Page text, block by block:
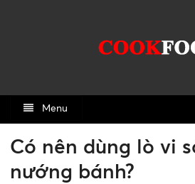
Menu
Có nên dùng lò vi
nướng bánh?